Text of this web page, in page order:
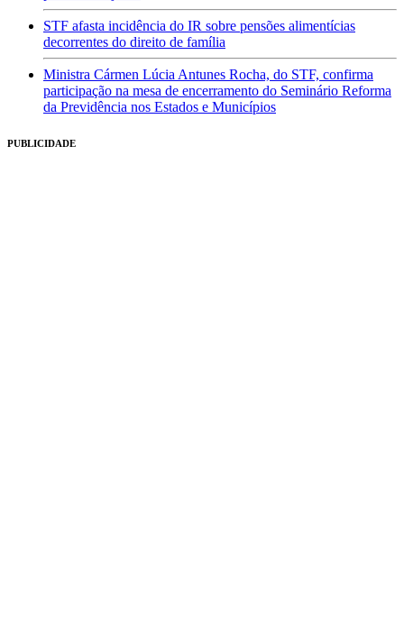
STF afasta incidência do IR sobre pensões alimentícias
decorrentes do direito de família
Ministra Cármen Lúcia Antunes Rocha, do STF, confirma
participação na mesa de encerramento do Seminário Reforma
da Previdência nos Estados e Municípios
PUBLICIDADE